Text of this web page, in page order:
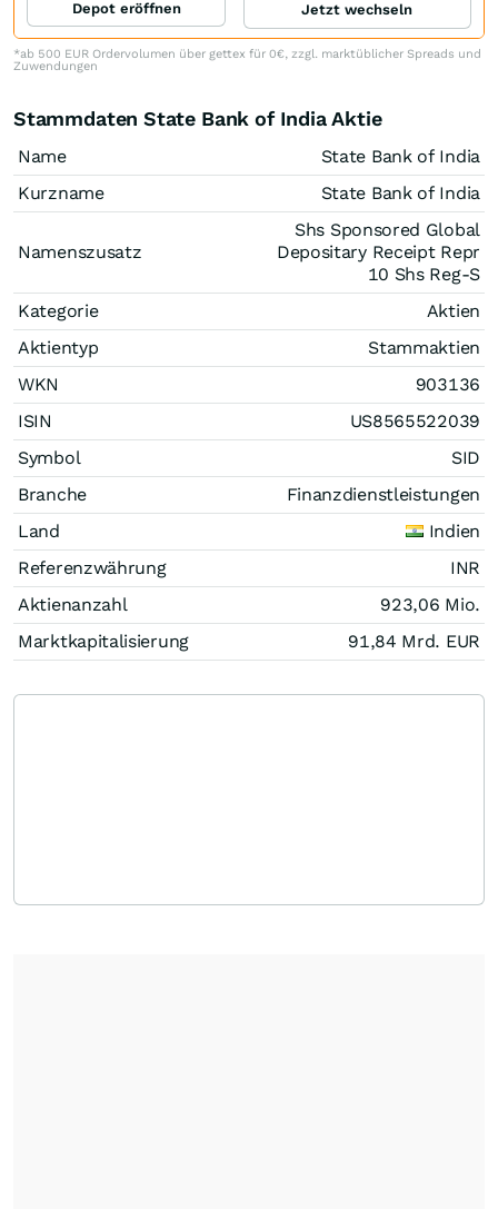
Depot eröffnen Jetzt wechseln
*ab 500 EUR Ordervolumen über gettex für 0€, zzgl. marktüblicher Spreads und
Zuwendungen
Stammdaten State Bank of India Aktie
Name
State Bank of India
Kurzname
State Bank of India
Namenszusatz
Shs Sponsored Global
Depositary Receipt Repr
10 Shs Reg-S
Kategorie
Aktien
Aktientyp
Stammaktien
WKN
903136
ISIN
US8565522039
Symbol
SID
Branche
Finanzdienstleistungen
Land
Indien
Referenzwährung
INR
Aktienanzahl
923,06 Mio.
Marktkapitalisierung
91,84 Mrd. EUR